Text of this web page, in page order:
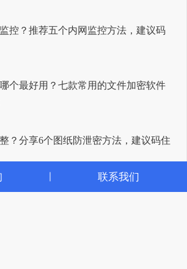
控？推荐五个内网监控方法，建议码
个最好用？七款常用的文件加密软件
？分享6个图纸防泄密方法，建议码住
具怎么选？分享六款实用的盗版软件
联系我们